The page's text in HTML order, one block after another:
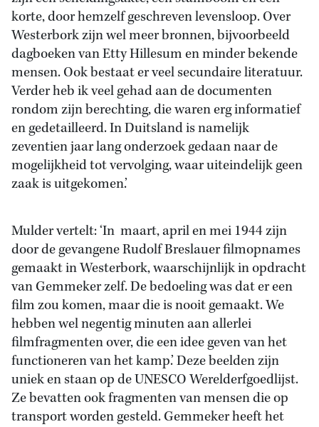
korte, door hemzelf geschreven levensloop. Over
Westerbork zijn wel meer bronnen, bijvoorbeeld
dagboeken van Etty Hillesum en minder bekende
mensen. Ook bestaat er veel secundaire literatuur.
Verder heb ik veel gehad aan de documenten
rondom zijn berechting, die waren erg informatief
en gedetailleerd. In Duitsland is namelijk
zeventien jaar lang onderzoek gedaan naar de
mogelijkheid tot vervolging, waar uiteindelijk geen
zaak is uitgekomen.’
Mulder vertelt: ‘In maart, april en mei 1944 zijn
door de gevangene Rudolf Breslauer filmopnames
gemaakt in Westerbork, waarschijnlijk in opdracht
van Gemmeker zelf. De bedoeling was dat er een
film zou komen, maar die is nooit gemaakt. We
hebben wel negentig minuten aan allerlei
filmfragmenten over, die een idee geven van het
functioneren van het kamp.’ Deze beelden zijn
uniek en staan op de UNESCO Werelderfgoedlijst.
Ze bevatten ook fragmenten van mensen die op
transport worden gesteld. Gemmeker heeft het